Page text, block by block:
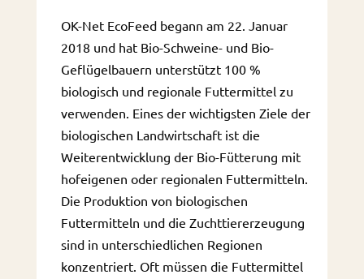
OK-Net EcoFeed begann am 22. Januar
2018 und hat Bio-Schweine- und Bio-
Geflügelbauern unterstützt 100 %
biologisch und regionale Futtermittel zu
verwenden. Eines der wichtigsten Ziele der
biologischen Landwirtschaft ist die
Weiterentwicklung der Bio-Fütterung mit
hofeigenen oder regionalen Futtermitteln.
Die Produktion von biologischen
Futtermitteln und die Zuchttiererzeugung
sind in unterschiedlichen Regionen
konzentriert. Oft müssen die Futtermittel